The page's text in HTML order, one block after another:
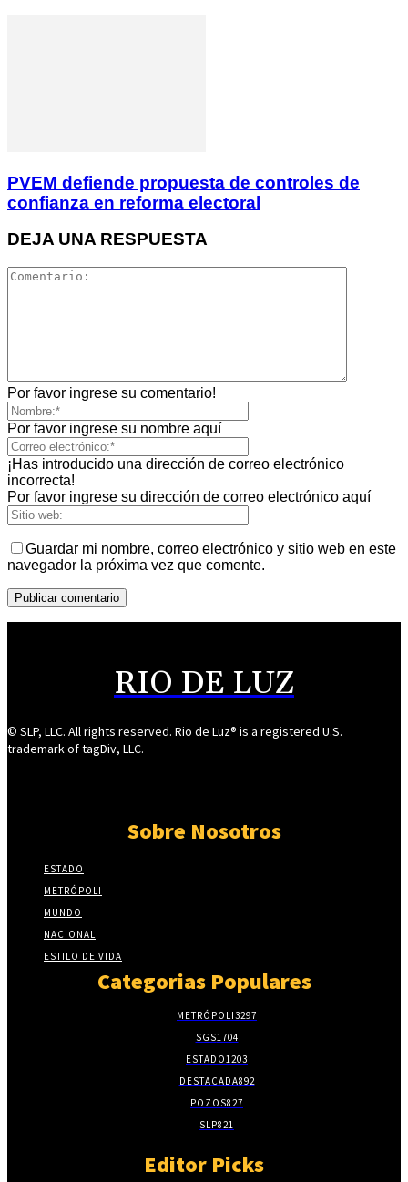
PVEM defiende propuesta de controles de
confianza en reforma electoral
DEJA UNA RESPUESTA
Por favor ingrese su comentario!
Por favor ingrese su nombre aquí
¡Has introducido una dirección de correo electrónico
incorrecta!
Por favor ingrese su dirección de correo electrónico aquí
Guardar mi nombre, correo electrónico y sitio web en este
navegador la próxima vez que comente.
RIO DE LUZ
© SLP, LLC. All rights reserved. Rio de Luz® is a registered U.S.
trademark of tagDiv, LLC.
Sobre Nosotros
ESTADO
METRÓPOLI
MUNDO
NACIONAL
ESTILO DE VIDA
Categorias Populares
METRÓPOLI3297
SGS1704
ESTADO1203
DESTACADA892
POZOS827
SLP821
Editor Picks